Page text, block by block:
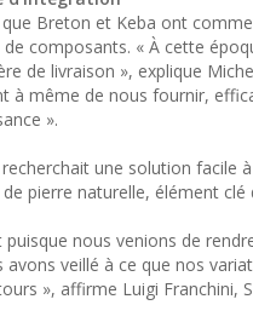
que Breton et Keba ont
de composants. « À cette
de livraison », explique
à même de nous fournir,
».
une solution facile
pierre naturelle, élément
nous venions de
veillé à ce que nos
», affirme Luigi Franchini,